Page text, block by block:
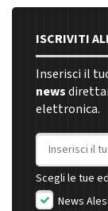
ISCRIVITI
Inserisci il
news
elettronica.
Indirizzo
Scegli le tue
News